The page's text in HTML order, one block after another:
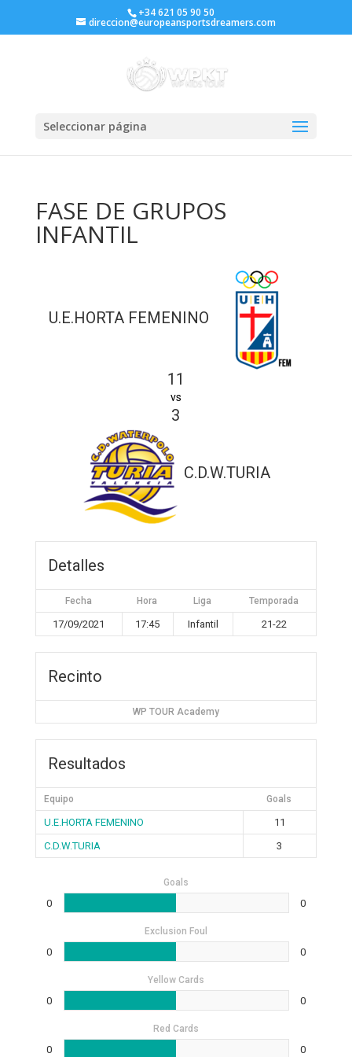
+34 621 05 90 50
direccion@europeansportsdreamers.com
Seleccionar página
FASE DE GRUPOS
INFANTIL
U.E.HORTA FEMENINO
11
vs
3
C.D.W.TURIA
Detalles
Fecha Hora Liga Temporada
17/09/2021 17:45 Infantil 21-22
Recinto
WP TOUR Academy
Resultados
Equipo Goals
U.E.HORTA FEMENINO
11
C.D.W.TURIA
3
Goals
0 0
Exclusion Foul
0 0
Yellow Cards
0 0
Red Cards
0 0